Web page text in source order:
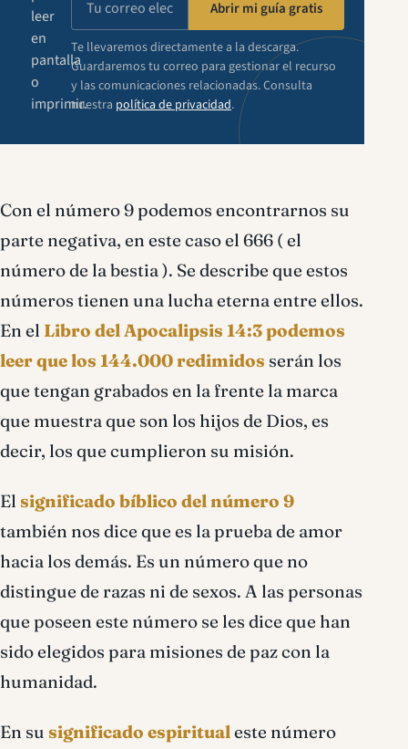
leer
en
pantalla
o
imprimir.
Abrir mi guía gratis
Te llevaremos directamente a la descarga.
Guardaremos tu correo para gestionar el recurso
y las comunicaciones relacionadas. Consulta
nuestra política de privacidad.
Con el número 9 podemos encontrarnos su
parte negativa, en este caso el 666 ( el
número de la bestia ). Se describe que estos
números tienen una lucha eterna entre ellos.
En el Libro del Apocalipsis 14:3 podemos
leer que los 144.000 redimidos serán los
que tengan grabados en la frente la marca
que muestra que son los hijos de Dios, es
decir, los que cumplieron su misión.
El significado bíblico del número 9
también nos dice que es la prueba de amor
hacia los demás. Es un número que no
distingue de razas ni de sexos. A las personas
que poseen este número se les dice que han
sido elegidos para misiones de paz con la
humanidad.
En su significado espiritualeste número